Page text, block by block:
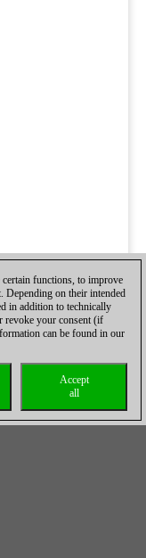
certain functions, to improve
Depending on their intended
in addition to technically
revoke your consent (if
can be found in our
Accept
all